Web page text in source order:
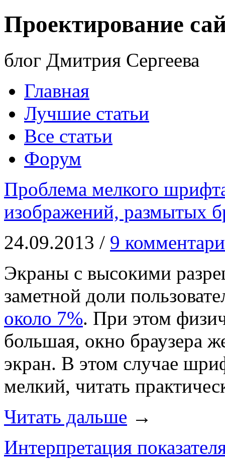
Проектирование
блог Дмитрия Сергеева
Главная
Лучшие статьи
Все статьи
Форум
Проблема мелкого
изображений, размытых
24.09.2013 / 9
Экраны с высокими
заметной доли
около 7%. При этом
большая, окно браузера
экран. В этом случае
мелкий, читать
Читать дальше →
Интерпретация